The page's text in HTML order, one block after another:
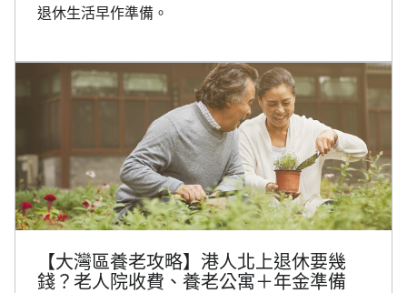
退休生活早作準備。
【大灣區養老攻略】港人北上退休要幾
錢？老人院收費、養老公寓＋年金準備